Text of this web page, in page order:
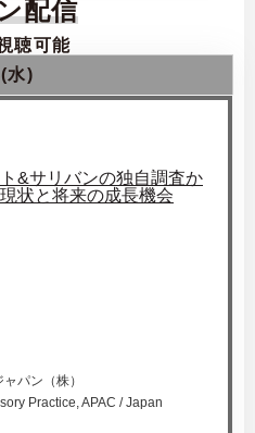
配信
聴可能
水)
&サリバンの独自調査か
状と将来の成長機会
パン（株）
Practice, APAC / Japan